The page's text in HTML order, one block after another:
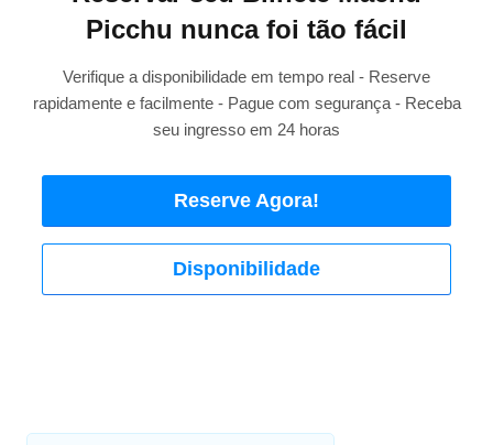
Picchu nunca foi tão fácil
Verifique a disponibilidade em tempo real - Reserve
rapidamente e facilmente - Pague com segurança - Receba
seu ingresso em 24 horas
Reserve Agora!
Disponibilidade